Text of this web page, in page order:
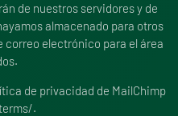
de nuestros servidores y de
almacenado para otros
electrónico para el área
de privacidad de MailChimp
.